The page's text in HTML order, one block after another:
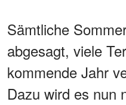
Sämtliche
abgesagt, viele
kommende Jahr
Dazu wird es nun